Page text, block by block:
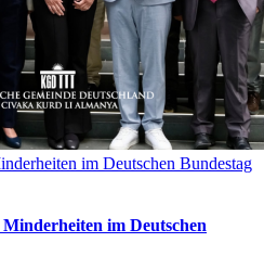
im Deutschen Bundestag
im Deutschen